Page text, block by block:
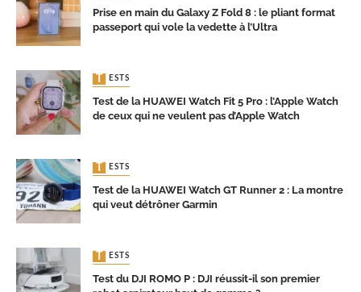
Prise en main du Galaxy Z Fold 8 : le pliant format
passeport qui vole la vedette à l’Ultra
TESTS
Test de la HUAWEI Watch Fit 5 Pro : l’Apple Watch
de ceux qui ne veulent pas d’Apple Watch
TESTS
Test de la HUAWEI Watch GT Runner 2 : La montre
qui veut détrôner Garmin
TESTS
Test du DJI ROMO P : DJI réussit-il son premier